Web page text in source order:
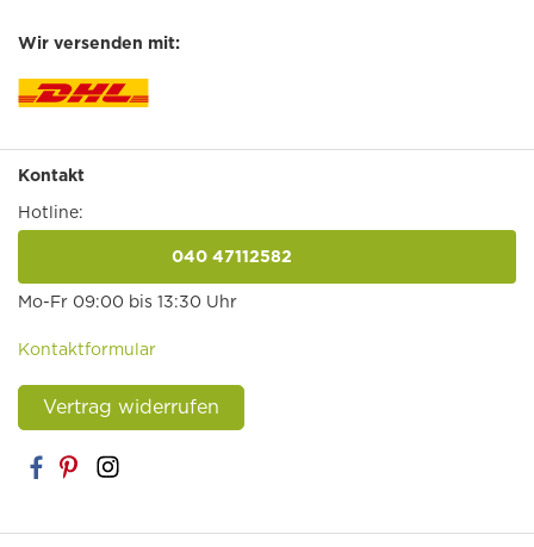
Wir versenden mit:
Kontakt
Hotline:
040 47112582
Mo-Fr 09:00 bis 13:30 Uhr
Kontaktformular
Vertrag widerrufen